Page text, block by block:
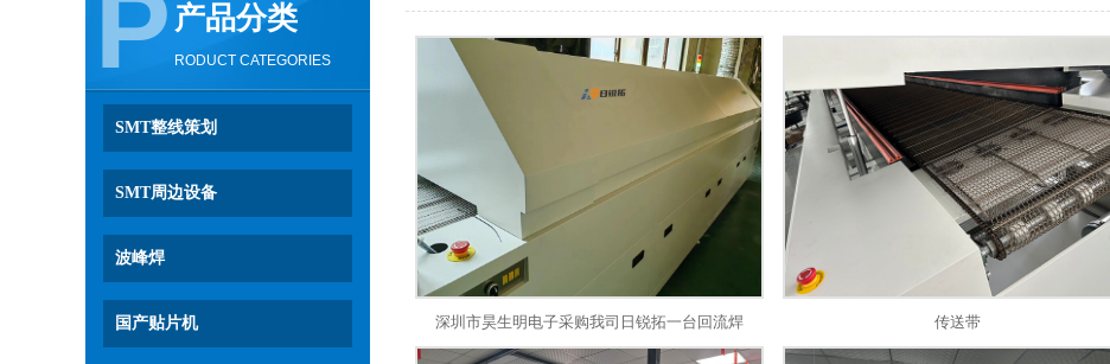
P 产品分类
RODUCT CATEGORIES
SMT整线策划
SMT周边设备
波峰焊
国产贴片机 深圳市昊生明电子采购我司日锐拓一台回流焊 传送带